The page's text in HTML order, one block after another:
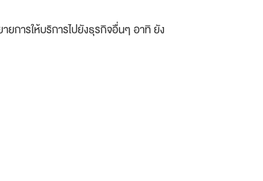
ายการให้บริการไปยังธุรกิจอื่นๆ อาทิ ยัง